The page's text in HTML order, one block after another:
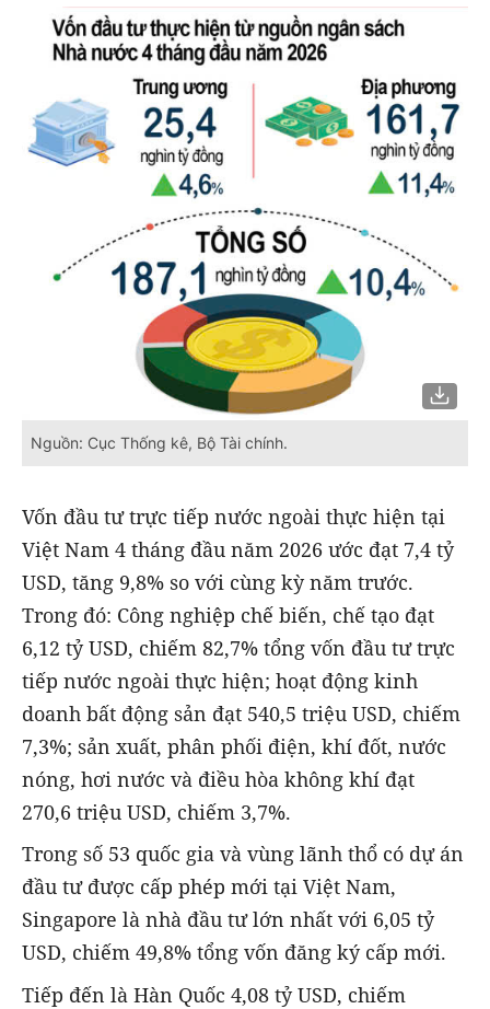
Nguồn: Cục Thống kê, Bộ Tài chính.
Vốn đầu tư trực tiếp nước ngoài thực hiện tại
Việt Nam 4 tháng đầu năm 2026 ước đạt 7,4 tỷ
USD, tăng 9,8% so với cùng kỳ năm trước.
Trong đó: Công nghiệp chế biến, chế tạo đạt
6,12 tỷ USD, chiếm 82,7% tổng vốn đầu tư trực
tiếp nước ngoài thực hiện; hoạt động kinh
doanh bất động sản đạt 540,5 triệu USD, chiếm
7,3%; sản xuất, phân phối điện, khí đốt, nước
nóng, hơi nước và điều hòa không khí đạt
270,6 triệu USD, chiếm 3,7%.
Trong số 53 quốc gia và vùng lãnh thổ có dự án
đầu tư được cấp phép mới tại Việt Nam,
Singapore là nhà đầu tư lớn nhất với 6,05 tỷ
USD, chiếm 49,8% tổng vốn đăng ký cấp mới.
Tiếp đến là Hàn Quốc 4,08 tỷ USD, chiếm